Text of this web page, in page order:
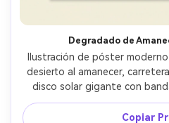
Degradado de
Ilustración de póster
desierto al amanecer,
disco solar gigante con
siluetas de cactus mínimas,
destino, paleta limitada
Copiar